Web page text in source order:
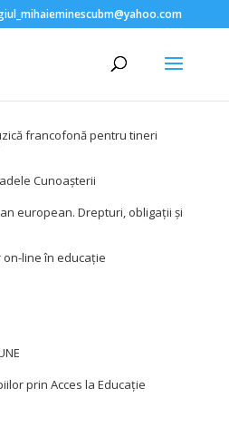
francofonă pentru tineri
Cunoașterii
european. Drepturi, obligații și
line în educație
prin Acces la Educație